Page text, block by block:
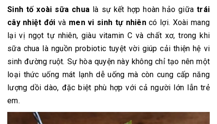
Sinh tố xoài sữa chua là sự kết hợp hoàn hảo giữatrái
cây nhiệt đới và men vi sinh tự nhiêncó lợi. Xoài mang
lại vị ngọt tự nhiên, giàu vitamin C và chất xơ, trong khi
sữa chua là nguồn probiotic tuyệt vời giúp cải thiện hệ vi
sinh đường ruột. Sự hòa quyện này không chỉ tạo nên một
loại thức uống mát lạnh dễ uống mà còn cung cấp năng
lượng dồi dào, đặc biệt phù hợp với cả người lớn lẫn trẻ
em.